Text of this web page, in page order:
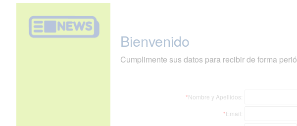
Bienvenido
Cumplimente sus datos para recibir de forma
*Nombre y Apellidos:
*Email: